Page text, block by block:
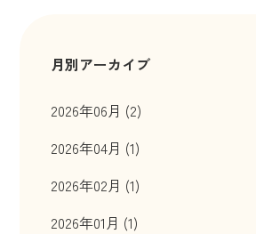
月別アーカイブ
2026年06月 (2)
2026年04月 (1)
2026年02月 (1)
2026年01月 (1)